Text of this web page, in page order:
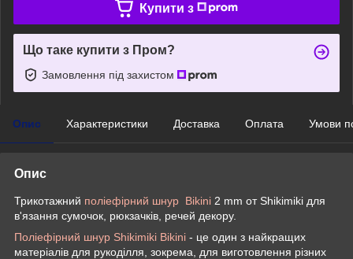
Купити з
Що таке купити з Пром?
Замовлення під захистом
Опис Характеристики Доставка Оплата Умови
Опис
Трикотажний поліефірний шнур Bikini 2 mm от Shikimiki для
в'язання сумочок, рюкзачків, речей декору.
Поліефірний шнур Shikimiki Bikini - це один з найкращих
матеріалів для рукоділля, зокрема, для виготовлення різних